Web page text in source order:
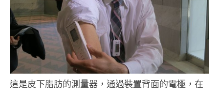
這是皮下脂肪的測量器，通過裝置背面的電極，在